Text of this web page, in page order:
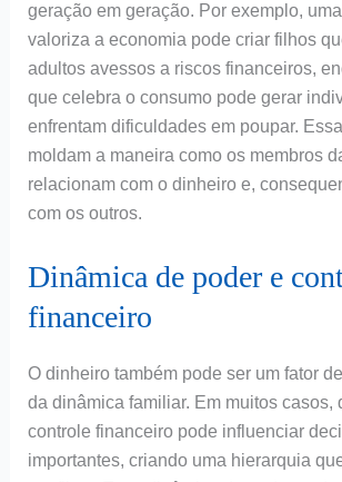
geração em geração. Por exemplo,
valoriza a economia pode criar filhos
adultos avessos a riscos financeiros,
que celebra o consumo pode gerar
enfrentam dificuldades em poupar.
moldam a maneira como os membros
relacionam com o dinheiro e,
com os outros.
Dinâmica de poder e
financeiro
O dinheiro também pode ser um fator
da dinâmica familiar. Em muitos casos,
controle financeiro pode influenciar
importantes, criando uma hierarquia